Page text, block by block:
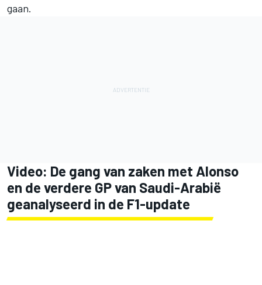
gaan.
Video: De gang van zaken met Alonso
en de verdere GP van Saudi-Arabië
geanalyseerd in de F1-update